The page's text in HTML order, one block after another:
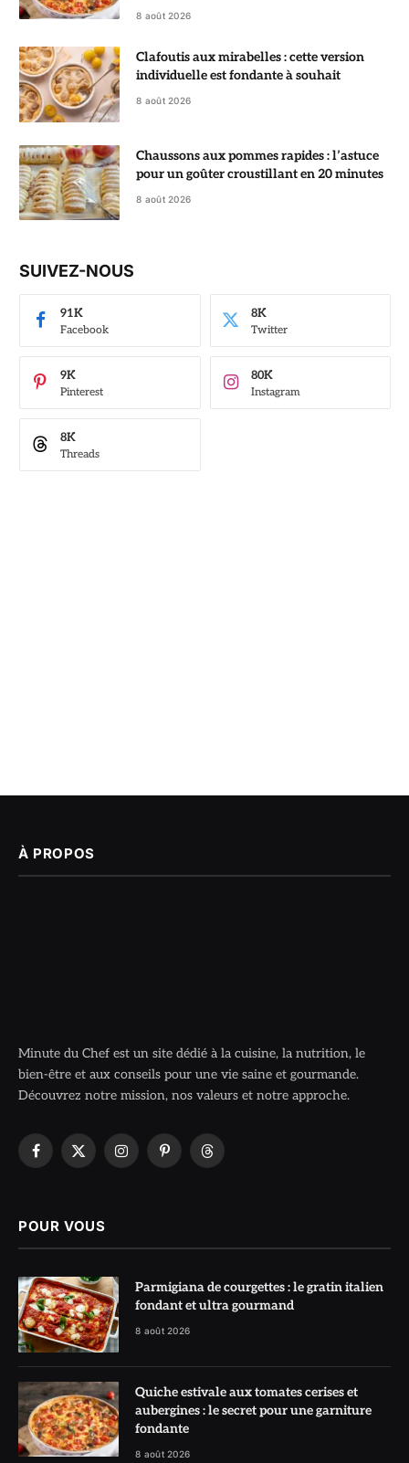
8 août 2026
Clafoutis aux mirabelles : cette version
individuelle est fondante à souhait
8 août 2026
Chaussons aux pommes rapides : l’astuce
pour un goûter croustillant en 20 minutes
8 août 2026
SUIVEZ-NOUS
Facebook
91K
Twitter
8K
Pinterest
9K
Instagram
80K
Threads
8K
À PROPOS
Minute du Chef est un site dédié à la cuisine, la nutrition, le
bien-être et aux conseils pour une vie saine et gourmande.
Découvrez notre mission, nos valeurs et notre approche.
Facebook
X
InstagramPinterestThreads
POUR VOUS
Parmigiana de courgettes : le gratin italien
fondant et ultra gourmand
8 août 2026
Quiche estivale aux tomates cerises et
aubergines : le secret pour une garniture
fondante
8 août 2026